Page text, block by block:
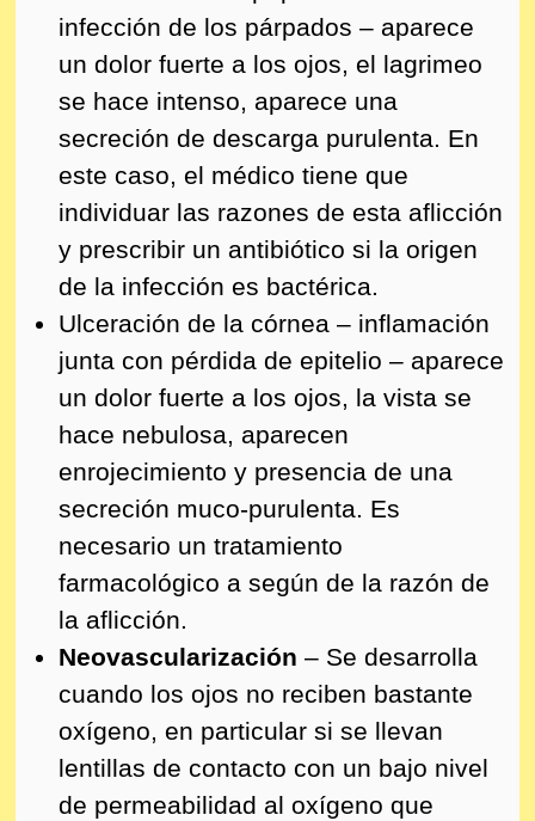
infección de los párpados – aparece
un dolor fuerte a los ojos, el lagrimeo
se hace intenso, aparece una
secreción de descarga purulenta. En
este caso, el médico tiene que
individuar las razones de esta aflicción
y prescribir un antibiótico si la origen
de la infección es bactérica.
Ulceración de la córnea – inflamación
junta con pérdida de epitelio – aparece
un dolor fuerte a los ojos, la vista se
hace nebulosa, aparecen
enrojecimiento y presencia de una
secreción muco-purulenta. Es
necesario un tratamiento
farmacológico a según de la razón de
la aflicción.
Neovascularización – Se desarrolla
cuando los ojos no reciben bastante
oxígeno, en particular si se llevan
lentillas de contacto con un bajo nivel
de permeabilidad al oxígeno que